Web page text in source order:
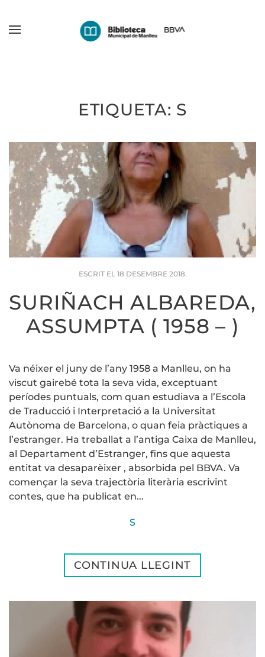
ETIQUETA: S
ESCRIT EL 18 DESEMBRE 2018.
SURIÑACH ALBAREDA,
ASSUMPTA ( 1958 – )
Va néixer el juny de l’any 1958 a Manlleu, on ha
viscut gairebé tota la seva vida, exceptuant
períodes puntuals, com quan estudiava a l’Escola
de Traducció i Interpretació a la Universitat
Autònoma de Barcelona, o quan feia pràctiques a
l’estranger. Ha treballat a l’antiga Caixa de Manlleu,
al Departament d’Estranger, fins que aquesta
entitat va desaparèixer , absorbida pel BBVA. Va
començar la seva trajectòria literària escrivint
contes, que ha publicat en...
S
CONTINUA LLEGINT